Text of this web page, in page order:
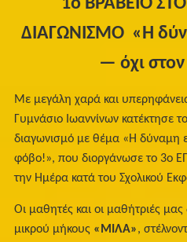
1ο ΒΡΑΒΕΙΟ
ΔΙΑΓΩΝΙΣΜΟ «Η
— όχι
Με μεγάλη χαρά και
Γυμνάσιο Ιωαννίνων κατέκτησε το
διαγωνισμό με θέμα «Η δύναμη
φόβο!», που διοργάνωσε το 3ο
την Ημέρα κατά του Σχολικού
Οι μαθητές και οι μαθήτριές
μικρού μήκους «ΜΙΛΑ»,